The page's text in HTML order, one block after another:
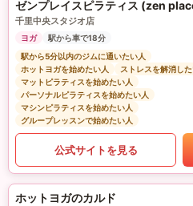
ゼンプレイスピラティス (zen
千里中央スタジオ店
ヨガ
駅から車で18分
駅から5分以内のジムに通いたい人
ホットヨガを始めたい人
ストレスを解消し
マットピラティスを始めたい人
パーソナルピラティスを始めたい人
マシンピラティスを始めたい人
グループレッスンで始めたい人
公式サイトを見る
ホットヨガのカルド